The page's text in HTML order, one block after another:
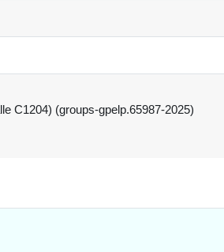
C1204) (groups-gpelp.65987-2025)